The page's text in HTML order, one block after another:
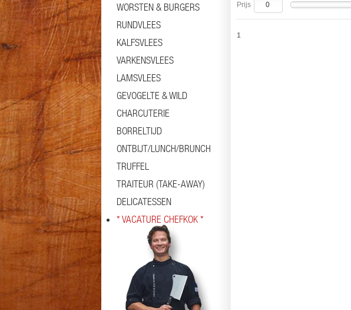
WORSTEN & BURGERS
RUNDVLEES
KALFSVLEES
VARKENSVLEES
LAMSVLEES
GEVOGELTE & WILD
CHARCUTERIE
BORRELTIJD
ONTBIJT/LUNCH/BRUNCH
TRUFFEL
TRAITEUR (TAKE-AWAY)
DELICATESSEN
* VACATURE CHEFKOK *
Prijs
1